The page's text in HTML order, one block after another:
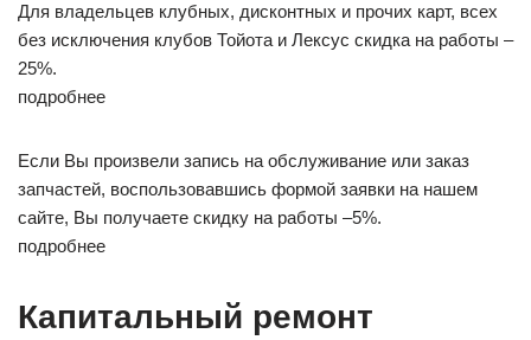
Для владельцев клубных, дисконтных и прочих карт, всех
без исключения клубов Тойота и Лексус скидка на работы –
25%.
подробнее
Если Вы произвели запись на обслуживание или заказ
запчастей, воспользовавшись формой заявки на нашем
сайте, Вы получаете скидку на работы –5%.
подробнее
Капитальный ремонт